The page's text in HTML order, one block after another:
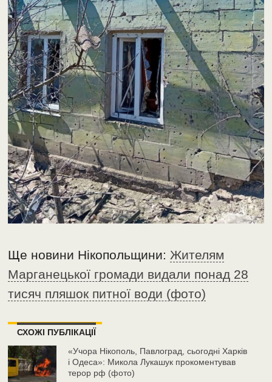
Ще новини Нікопольщини: Жителям
Марганецької громади видали понад 28
тисяч пляшок питної води (фото)
СХОЖІ ПУБЛІКАЦІЇ
«Учора Нікополь, Павлоград, сьогодні Харків
і Одеса»: Микола Лукашук прокоментував
терор рф (фото)